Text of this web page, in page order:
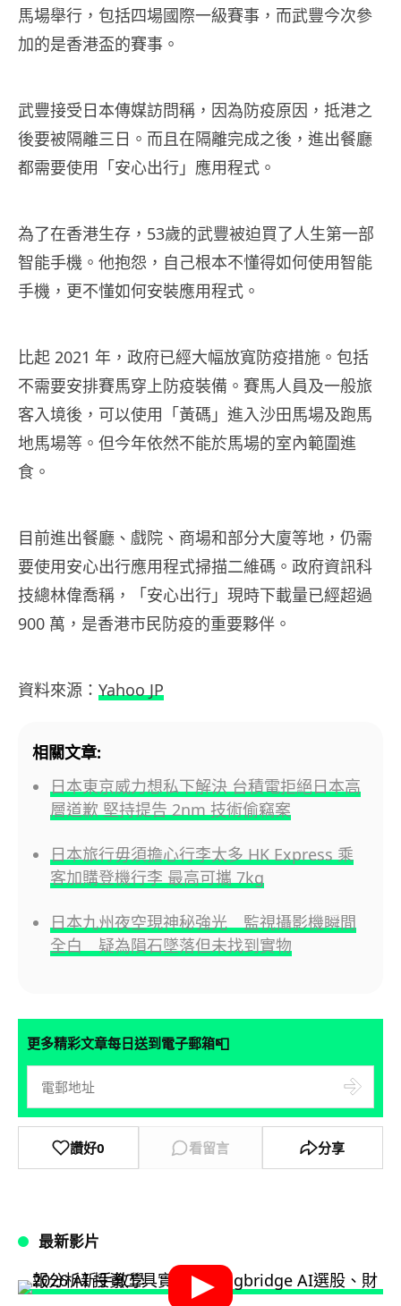
馬場舉行，包括四場國際一級賽事，而武豐今次參
加的是香港盃的賽事。
武豐接受日本傳媒訪問稱，因為防疫原因，抵港之
後要被隔離三日。而且在隔離完成之後，進出餐廳
都需要使用「安心出行」應用程式。
為了在香港生存，53歲的武豐被迫買了人生第一部
智能手機。他抱怨，自己根本不懂得如何使用智能
手機，更不懂如何安裝應用程式。
比起 2021 年，政府已經大幅放寬防疫措施。包括
不需要安排賽馬穿上防疫裝備。賽馬人員及一般旅
客入境後，可以使用「黃碼」進入沙田馬場及跑馬
地馬場等。但今年依然不能於馬場的室內範圍進
食。
目前進出餐廳、戲院、商場和部分大廈等地，仍需
要使用安心出行應用程式掃描二維碼。政府資訊科
技總林偉喬稱，「安心出行」現時下載量已經超過
900 萬，是香港市民防疫的重要夥伴。
資料來源： Yahoo JP
相關文章:
日本東京威力想私下解決 台積電拒絕日本高
層道歉 堅持提告 2nm 技術偷竊案
日本旅行毋須擔心行李太多 HK Express 乘
客加購登機行李 最高可攜 7kg
日本九州夜空現神秘強光 監視攝影機瞬間
全白 疑為隕石墜落但未找到實物
更多精彩文章每日送到電子郵箱📮
讚好0 看留言 分享
最新影片